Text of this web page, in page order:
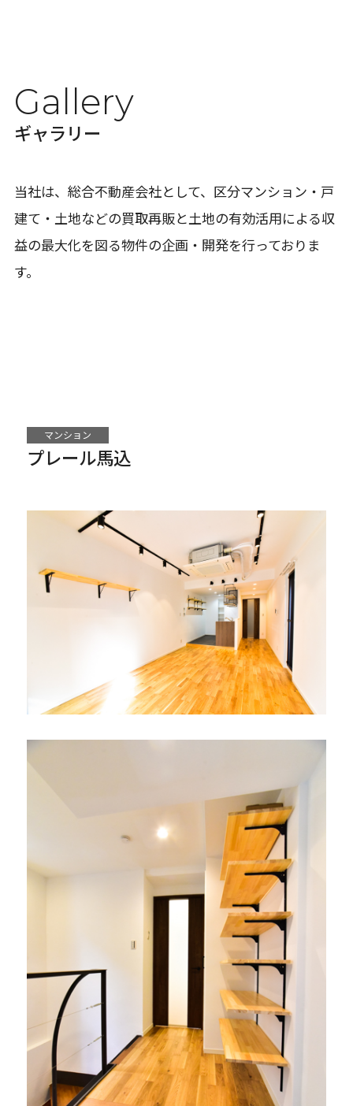
Gallery
ギャラリー
当社は、総合不動産会社として、区分マンション・戸
建て・土地などの買取再販と土地の有効活用による収
益の最大化を図る物件の企画・開発を行っておりま
す。
マンション
プレール馬込